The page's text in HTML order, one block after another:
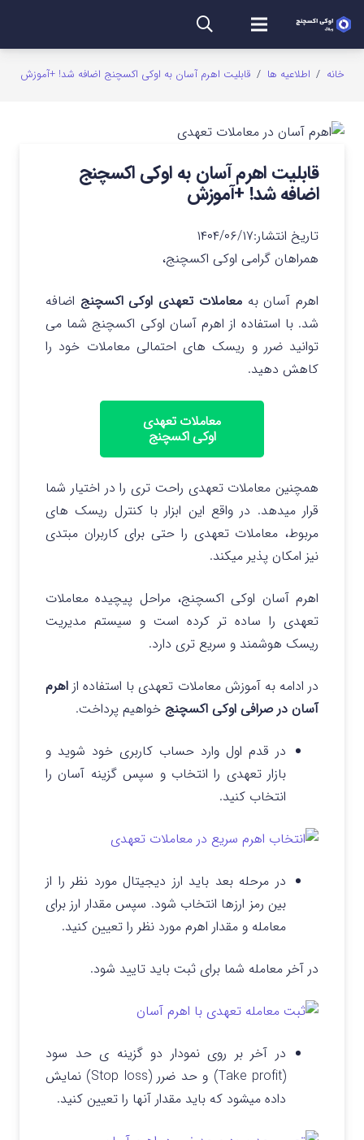
خانه / اطلاعیه ها / قابلیت اهرم آسان به اوکی اکسچنج اضافه شد! +آموزش
قابلیت اهرم آسان به اوکی اکسچنج
اضافه شد! +آموزش
تاریخ انتشار:۱۴۰۴/۰۶/۱۷
همراهان گرامی اوکی اکسچنج،
اهرم آسان بهمعاملات تعهدی اوکی اکسچنج اضافه
شد. با استفاده از اهرم آسان اوکی اکسچنج شما می
توانید ضرر و ریسک های احتمالی معاملات خود را
کاهش دهید.
معاملات تعهدی
اوکی اکسچنج
همچنین معاملات تعهدی راحت‌ تری را در اختیار شما
قرار میدهد. در واقع این ابزار با کنترل ریسک های
مربوط، معاملات تعهدی را حتی برای کاربران مبتدی
نیز امکان پذیر میکند.
اهرم آسان اوکی اکسچنج، مراحل پیچیده معاملات
تعهدی را ساده تر کرده است و سیستم مدیریت
ریسک هوشمند و سریع تری دارد.
در ادامه به آموزش معاملات تعهدی با استفاده از اهرم
آسان در صرافی اوکی اکسچنج خواهیم پرداخت.
در قدم اول وارد حساب کاربری خود شوید و
بازار تعهدی را انتخاب و سپس گزینه آسان را
انتخاب کنید.
در مرحله بعد باید ارز دیجیتال مورد نظر را از
بین رمز ارزها انتخاب شود. سپس مقدار ارز برای
معامله و مقدار اهرم مورد نظر را تعیین کنید.
در آخر معامله شما برای ثبت باید تایید شود.
در آخر بر روی نمودار دو گزینه ی حد سود
(Take profit) و حد ضرر (Stop loss) نمایش
داده میشود که باید مقدار آنها را تعیین کنید.